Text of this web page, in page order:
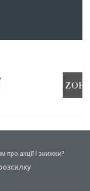
про акції і знижки?